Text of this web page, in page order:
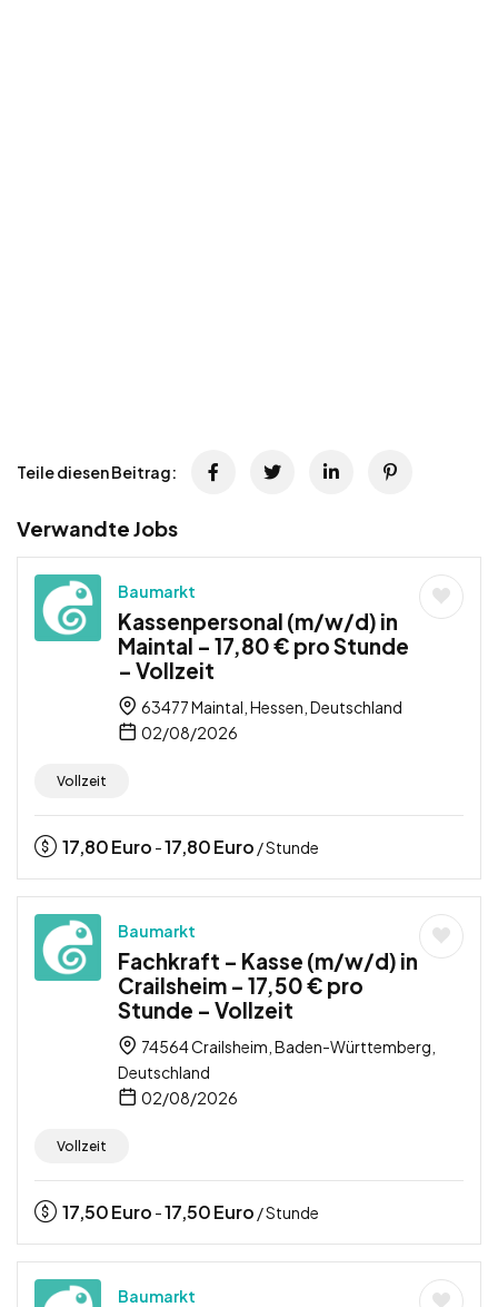
Teile diesen Beitrag:
Verwandte Jobs
Baumarkt
Kassenpersonal (m/w/d) in
Maintal – 17,80 € pro Stunde
– Vollzeit
63477 Maintal, Hessen, Deutschland
02/08/2026
Vollzeit
17,80Euro -17,80Euro / Stunde
Baumarkt
Fachkraft – Kasse (m/w/d) in
Crailsheim – 17,50 € pro
Stunde – Vollzeit
74564 Crailsheim, Baden-Württemberg,
Deutschland
02/08/2026
Vollzeit
17,50Euro -17,50Euro / Stunde
Baumarkt